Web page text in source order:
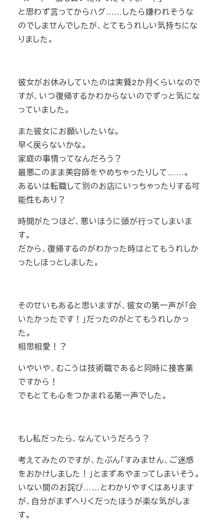
と思わず言ってからハグ……したら嫌われそうな
のでしませんでしたが、とてもうれしい気持ちにな
りました。
彼女がお休みしていたのは実質2か月くらいなので
すが、いつ復帰するかわからないのでずっと気にな
っていました。
また彼女にお願いしたいな。
早く戻らないかな。
家庭の事情ってなんだろう？
最悪このまま美容師をやめちゃったりして……。
あるいは転職して別のお店にいっちゃったりする可
能性もあり？
時間がたつほど、悪いほうに頭が行ってしまいま
す。
だから、復帰するのがわかった時はとてもうれしか
ったしほっとしました。
そのせいもあると思いますが、彼女の第一声が「会
いたかったです！」だったのがとてもうれしかっ
た。
相思相愛！？
いやいや、むこうは技術職であると同時に接客業
ですから！
でもとても心をつかまれる第一声でした。
もし私だったら、なんていうだろう？
考えてみたのですが、たぶん「すみません、ご迷惑
をおかけしました！」とまずあやまってしまいそう。
いない間のお詫び……とわかりやすくはあります
が、自分がまずへりくだったほうが楽な気がしま
す。